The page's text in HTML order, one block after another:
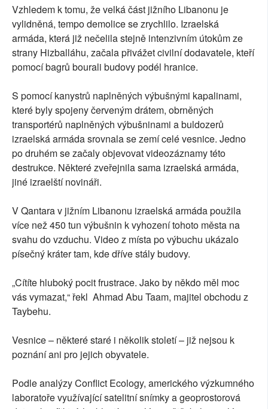
Vzhledem k tomu, že velká část jižního Libanonu je
vylidněná, tempo demolice se zrychlilo. Izraelská
armáda, která již nečelila stejně intenzivním útokům ze
strany Hizballáhu, začala přivážet civilní dodavatele, kteří
pomocí bagrů bourali budovy podél hranice.
S pomocí kanystrů naplněných výbušnými kapalinami,
které byly spojeny červeným drátem, obrněných
transportérů naplněných výbušninami a buldozerů
izraelská armáda srovnala se zemí celé vesnice. Jedno
po druhém se začaly objevovat videozáznamy této
destrukce. Některé zveřejnila sama izraelská armáda,
jiné izraelští novináři.
V Qantara v jižním Libanonu izraelská armáda použila
více než 450 tun výbušnin k vyhození tohoto města na
svahu do vzduchu. Video z místa po výbuchu ukázalo
písečný kráter tam, kde dříve stály budovy.
„Cítíte hluboký pocit frustrace. Jako by někdo měl moc
vás vymazat,“ řekl Ahmad Abu Taam, majitel obchodu z
Taybehu.
Vesnice – některé staré i několik století – již nejsou k
poznání ani pro jejich obyvatele.
Podle analýzy Conflict Ecology, amerického výzkumného
laboratoře využívající satelitní snímky a geoprostorová